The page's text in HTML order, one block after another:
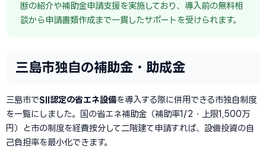
断の紹介や補助金申請支援を実施しており、導入前の無料相
談から申請書類作成まで一貫したサポートを受けられます。
三島市独自の補助金・助成金
三島市でSII認定の省エネ設備を導入する際に併用できる市独自制度
を一覧にしました。国の省エネ補助金（補助率1/2・上限1,500万
円）と市の制度を経費按分して二階建て申請すれば、設備投資の自
己負担率を最小化できます。